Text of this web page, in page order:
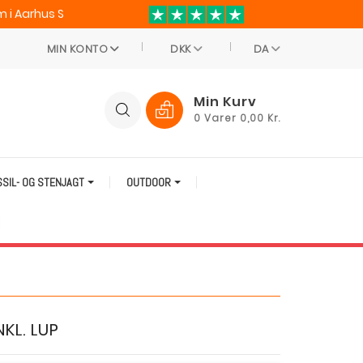
i Aarhus S
MIN KONTO DKK DA
Min Kurv
0 Varer 0,00 Kr.
OG STENJAGT OUTDOOR
LUP